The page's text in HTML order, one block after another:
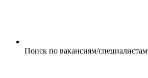
Поиск по вакансиям/специалистам